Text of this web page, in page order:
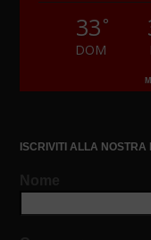
33 °
DOM
ISCRIVITI ALLA NOSTRA